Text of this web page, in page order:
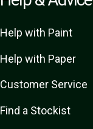
Help with Paint
Help with Paper
Customer Service
Find a Stockist